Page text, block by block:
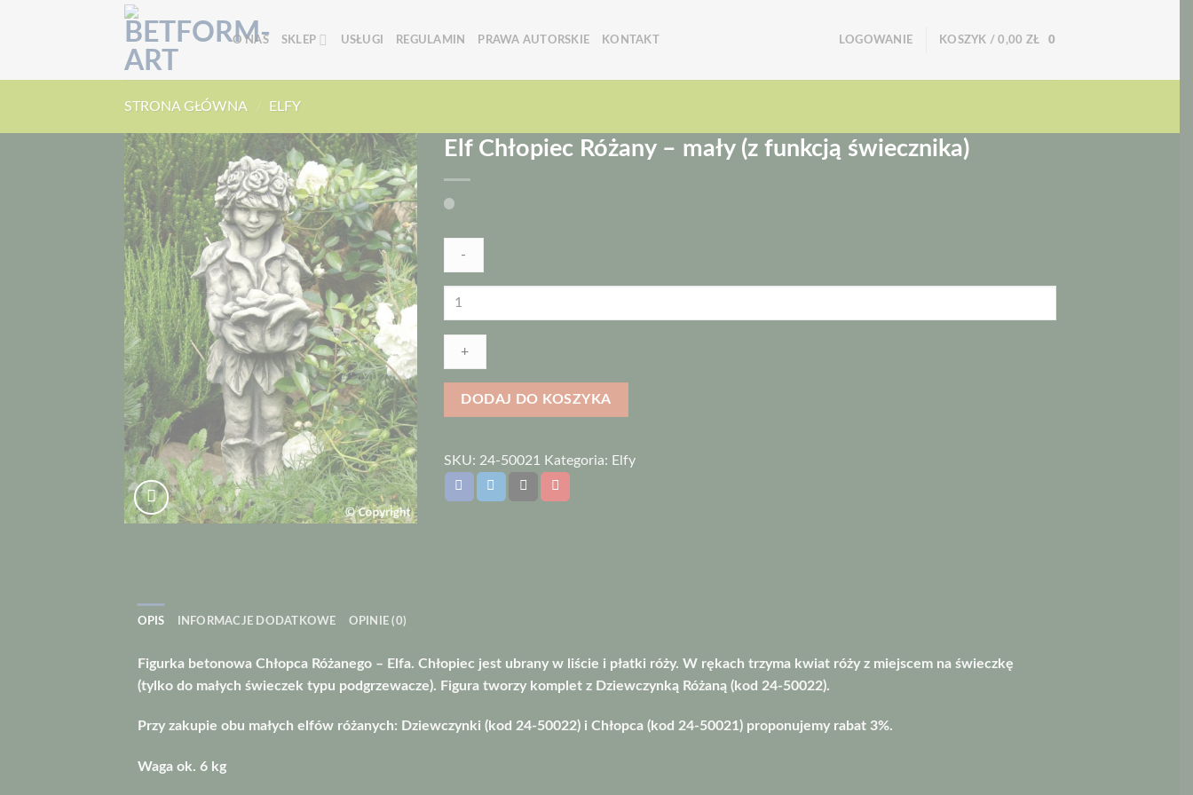
O NAS SKLEP USŁUGI REGULAMIN PRAWA AUTORSKIE KONTAKT LOGOWANIE KOSZYK /0,00 ZŁ 0
STRONA GŁÓWNA / ELFY
Elf Chłopiec Różany – mały (z funkcją świecznika)
ilość
Chłopiec
Różany
mały
(z
świecznika)
DODAJ DO KOSZYKA
SKU: 24-50021 Kategoria: Elfy
OPIS INFORMACJE DODATKOWE OPINIE (0)
Figurka betonowa Chłopca Różanego – Elfa. Chłopiec jest ubrany w liście i płatki róży. W rękach trzyma kwiat róży z miejscem na świeczkę
(tylko do małych świeczek typu podgrzewacze). Figura tworzy komplet z Dziewczynką Różaną (kod 24-50022).
Przy zakupie obu małych elfów różanych: Dziewczynki (kod 24-50022) i Chłopca (kod 24-50021) proponujemy rabat 3%.
Waga ok. 6 kg